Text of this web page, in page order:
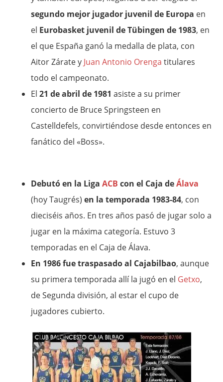
segundo mejor jugador juvenil de Europa en
el Eurobasket juvenil de Tübingen de 1983, en
el que España ganó la medalla de plata, con
Aitor Zárate y Juan Antonio Orenga titulares
todo el campeonato.
El21 de abril de 1981 asiste a su primer
concierto de Bruce Springsteen en
Castelldefels, convirtiéndose desde entonces en
fanático del «Boss».
Debutó en la LigaACB con el Caja deÁlava
(hoy Taugrés) en la temporada 1983-84, con
dieciséis años. En tres años pasó de jugar solo a
jugar en la máxima categoría. Estuvo 3
temporadas en el Caja de Álava.
En 1986 fue traspasado al Cajabilbao, aunque
su primera temporada allí la jugó en el Getxo,
de Segunda división, al estar el cupo de
jugadores cubierto.